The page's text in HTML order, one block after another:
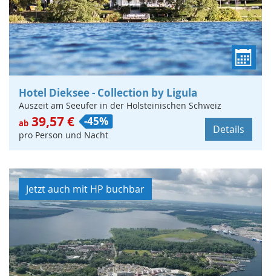
Hotel Dieksee - Collection by Ligula
Auszeit am Seeufer in der Holsteinischen Schweiz
ab 39,57 € -45%
pro Person und Nacht Details
Jetzt auch mit HP buchbar